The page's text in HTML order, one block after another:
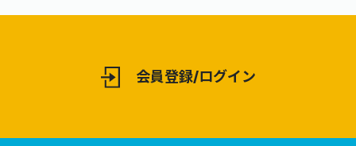
会員登録/ログイン